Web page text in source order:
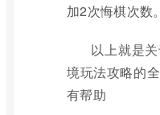
加2次悔棋次数。
以上就是
境玩法攻略的
有帮助